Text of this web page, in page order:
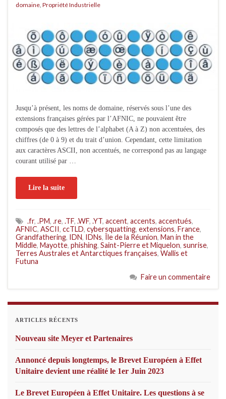
domaine Propriété Industrielle
Jusqu’à présent, les noms de domaine, réservés sous l’une des
extensions françaises gérées par l’AFNIC, ne pouvaient être
composés que des lettres de l’alphabet (A à Z) non accentuées, des
chiffres (de 0 à 9) et du trait d’union. Cependant, cette limitation
aux caractères ASCII, non accentués, ne correspond pas au langage
courant utilisé par …
Lire la suite
.fr, .PM, .re, .TF, .WF, .YT, accent, accents, accentués,
AFNIC, ASCII , ccTLD, cybersquatting, extensions, France,
Grandfathering, IDN, IDNs, Île de la Réunion, Man in the
Middle, Mayotte, phishing, Saint-Pierre et Miquelon, sunrise,
Terres Australes et Antarctiques françaises, Wallis et
Futuna
Faire un commentaire
ARTICLES RÉCENTS
Nouveau site Meyer et Partenaires
Annoncé depuis longtemps, le Brevet Européen à Effet
Unitaire devient une réalité le 1er Juin 2023
Le Brevet Européen à Effet Unitaire. Les questions à se